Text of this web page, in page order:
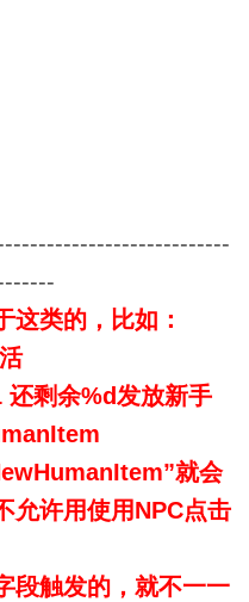
这类的，比如：
剩余%d发放新手
就会
允许用使用NPC点击
段触发的，就不一一